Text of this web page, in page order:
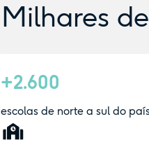
Milhares
+2.600
escolas de norte a sul do